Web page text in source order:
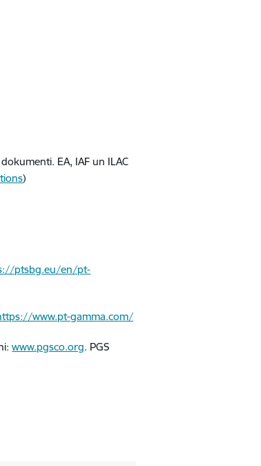
EA, IAF un ILAC
)
ptsbg.eu/en/pt-
www.pt-gamma.com/
www.pgsco.org. PGS